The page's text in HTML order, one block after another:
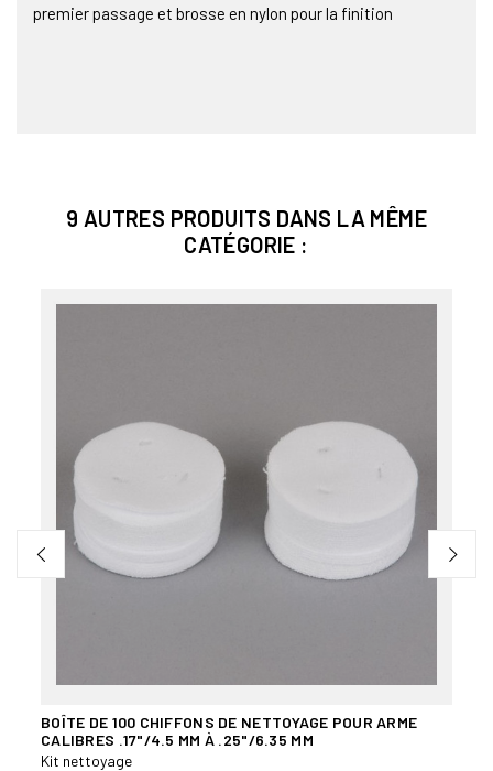
premier passage et brosse en nylon pour la finition
9 AUTRES PRODUITS DANS LA MÊME
CATÉGORIE :
BOÎTE DE 100 CHIFFONS DE NETTOYAGE POUR ARME
CALIBRES .17"/4.5 MM À .25"/6.35 MM
Kit nettoyage